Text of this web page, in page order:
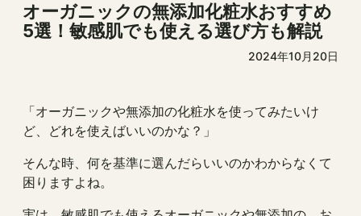
オーガニックの無添加化粧水おすすめ
5選！敏感肌でも使える選び方も解説
2024年10月20日
「オーガニックや無添加の化粧水を使ってみたいけ
ど、どれを使えばいいのかな？」
そんな時、何を基準に選んだらいいのかわからなくて
困りますよね。